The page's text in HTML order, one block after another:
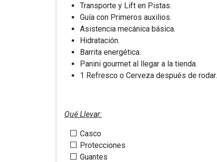
Transporte y Lift en Pistas.
Guía con Primeros auxilios.
Asistencia mecánica básica.
Hidratación.
Barrita energética.
Panini gourmet al llegar a la tienda.
1 Refresco o Cerveza después de rodar.
Qué Llevar:
Casco
Protecciones
Guantes